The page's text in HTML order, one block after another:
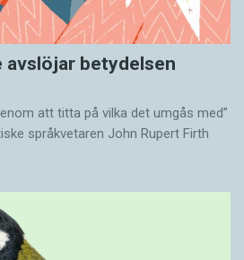
avslöjar betydelsen
att titta på vilka det umgås med”
språkvetaren John Rupert Firth